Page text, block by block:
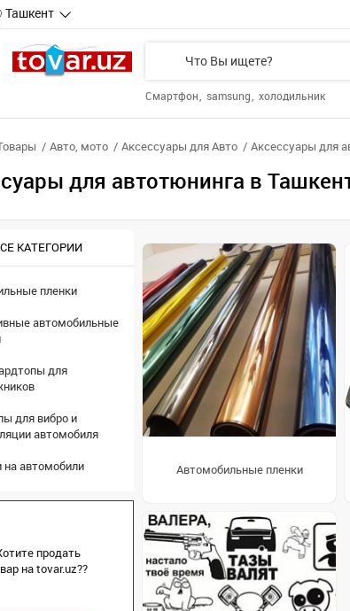
Ташкент
Смартфон samsung холодильник
Авто, мото Аксессуары для Авто Аксессуары для
для автотюнинга в
КАТЕГОРИИ
пленки
автомобильные
для
для вибро и
автомобиля
на автомобили
продать
на tovar.uz??
Автомобильные пленки